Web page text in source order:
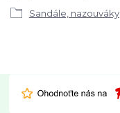
Sandále, nazouváky